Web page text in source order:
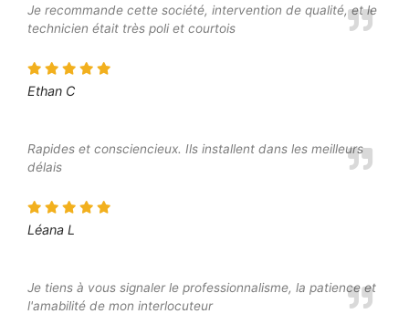
Je recommande cette société, intervention de qualité, et le
technicien était très poli et courtois
Ethan C
Rapides et consciencieux. Ils installent dans les meilleurs
délais
Léana L
Je tiens à vous signaler le professionnalisme, la patience et
l'amabilité de mon interlocuteur